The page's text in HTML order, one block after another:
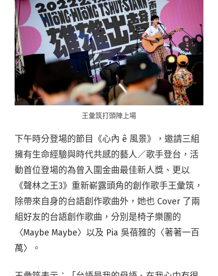
王彙筑打頭陣上場
下午時分登場的節目《心內 ê 風景》，邀請三組
擁有生命經驗與時代共感的藝人／歌手登台，活
動首位登場的為曾入圍金曲最佳新人獎、更以
《聲林之王3》重新嶄露頭角的創作歌手王彙筑，
除帶來自身的台語創作歌曲外，她也 Cover 了兩
組好友的台語創作歌曲，分別是椅子樂團的
〈Maybe Maybe〉以及 Pia 吳蓓雅的〈著著一百
萬〉。